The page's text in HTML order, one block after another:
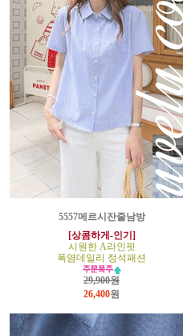
5557메르시잔줄남방
[상콤하게-인기]
시원한 A라인핏
폭염데일리 정석패션
29,900원
26,400원